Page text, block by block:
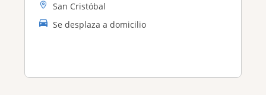
San Cristóbal
Se desplaza a domicilio